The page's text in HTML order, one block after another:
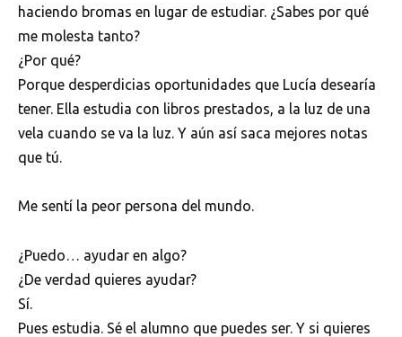
haciendo bromas en lugar de estudiar. ¿Sabes por qué
me molesta tanto?
¿Por qué?
Porque desperdicias oportunidades que Lucía desearía
tener. Ella estudia con libros prestados, a la luz de una
vela cuando se va la luz. Y aún así saca mejores notas
que tú.
Me sentí la peor persona del mundo.
¿Puedo… ayudar en algo?
¿De verdad quieres ayudar?
Sí.
Pues estudia. Sé el alumno que puedes ser. Y si quieres